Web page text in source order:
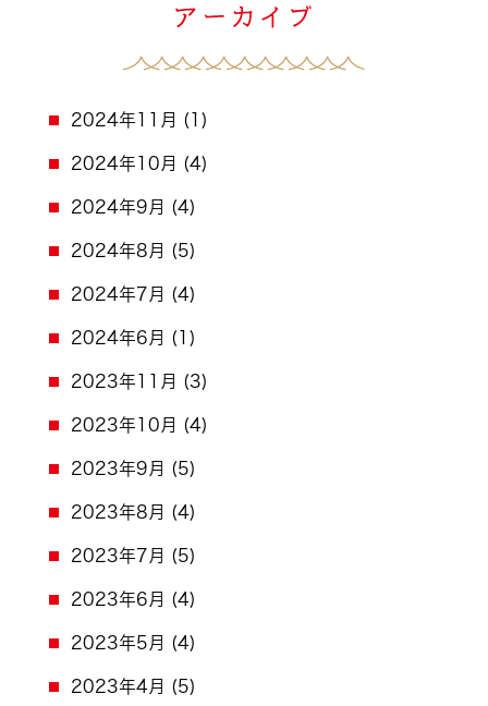
2024年11月 (1)
2024年10月 (4)
2024年9月 (4)
2024年8月 (5)
2024年7月 (4)
2024年6月 (1)
2023年11月 (3)
2023年10月 (4)
2023年9月 (5)
2023年8月 (4)
2023年7月 (5)
2023年6月 (4)
2023年5月 (4)
2023年4月 (5)